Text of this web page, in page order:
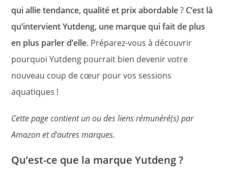
qui allie tendance, qualité et prix abordable? C’est là
qu’intervient Yutdeng, une marque qui fait de plus
en plus parler d’elle. Préparez-vous à découvrir
pourquoi Yutdeng pourrait bien devenir votre
nouveau coup de cœur pour vos sessions
aquatiques !
Cette page contient un ou des liens rémunéré(s) par
Amazon et d’autres marques.
Qu’est-ce que la marque Yutdeng ?